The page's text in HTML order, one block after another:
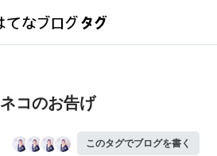
ネコのお告げ
このタグでブログを書く